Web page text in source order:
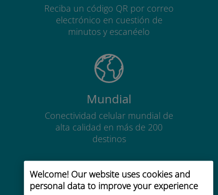
Welcome! Our website uses cookies and
personal data to improve your experience
Reciba un código QR por correo
electrónico en cuestión de
minutos y escanéelo
Mundial
Conectividad celular mundial de
alta calidad en más de 200
destinos